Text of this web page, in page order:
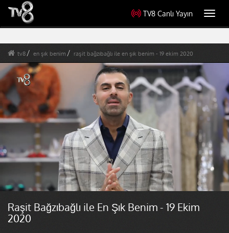
TV8 Canlı Yayın
tv8 en şık benim raşit bağzıbağlı ile en şık benim - 19 ekim 2020
Raşit Bağzıbağlı ile En Şık Benim - 19 Ekim
2020